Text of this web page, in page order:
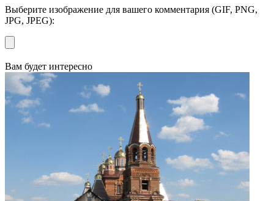
Выберите изображение для вашего комментария (GIF, PNG,
JPG, JPEG):
Вам будет интересно